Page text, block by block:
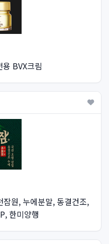
BVX크림
원, 누에분말, 동결건조,
한미양행